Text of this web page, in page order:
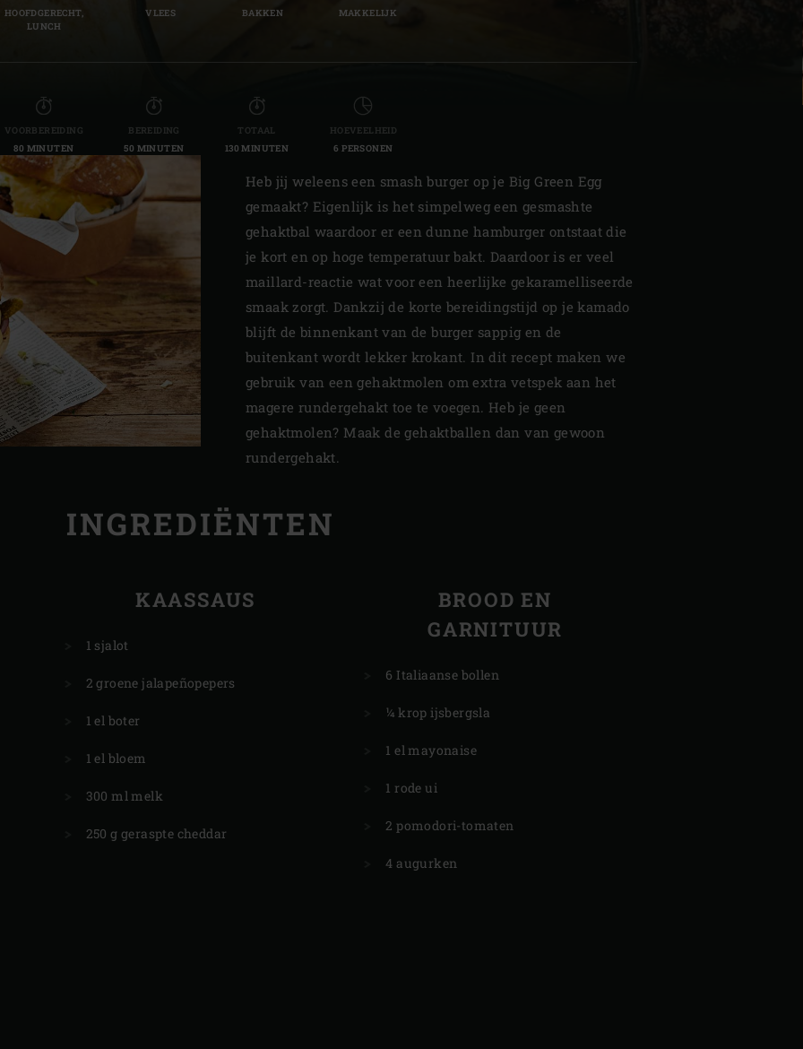
Spain | España
Sweden | Sverige
Switzerland (French) | Schweiz (Français)
Switzerland | Schweiz
Turkey | Türkiye
HOOFDGERECHT,
LUNCH
VLEES
BAKKEN
MAKKELIJK
VOORBEREIDING
80 MINUTEN
BEREIDING
50 MINUTEN
TOTAAL
130 MINUTEN
HOEVEELHEID
6 PERSONEN
Heb jij weleens een smash burger op je Big Green Egg
gemaakt? Eigenlijk is het simpelweg een gesmashte
gehaktbal waardoor er een dunne hamburger ontstaat die
je kort en op hoge temperatuur bakt. Daardoor is er veel
maillard-reactie wat voor een heerlijke gekaramelliseerde
smaak zorgt. Dankzij de korte bereidingstijd op je kamado
blijft de binnenkant van de burger sappig en de
buitenkant wordt lekker krokant. In dit recept maken we
gebruik van een gehaktmolen om extra vetspek aan het
magere rundergehakt toe te voegen. Heb je geen
gehaktmolen? Maak de gehaktballen dan van gewoon
rundergehakt.
INGREDIËNTEN
KAASSAUS
1 sjalot
2 groene jalapeñopepers
1 el boter
1 el bloem
300 ml melk
250 g geraspte cheddar
BROOD EN
GARNITUUR
6 Italiaanse bollen
¼ krop ijsbergsla
1 el mayonaise
1 rode ui
2 pomodori-tomaten
4 augurken